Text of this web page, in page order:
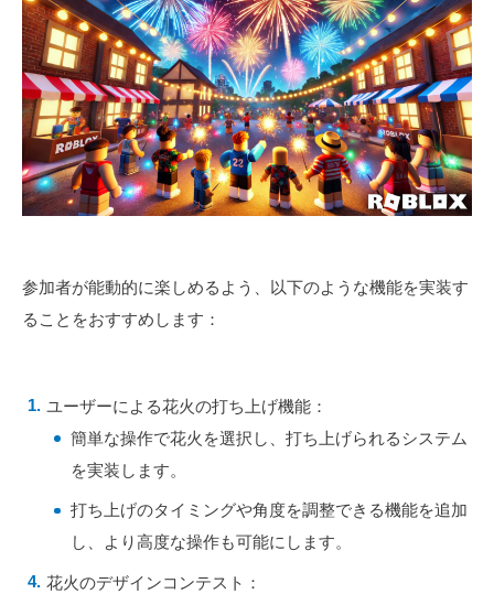
参加者が能動的に楽しめるよう、以下のような機能を実装す
ることをおすすめします：
ユーザーによる花火の打ち上げ機能：
簡単な操作で花火を選択し、打ち上げられるシステム
を実装します。
打ち上げのタイミングや角度を調整できる機能を追加
し、より高度な操作も可能にします。
花火のデザインコンテスト：